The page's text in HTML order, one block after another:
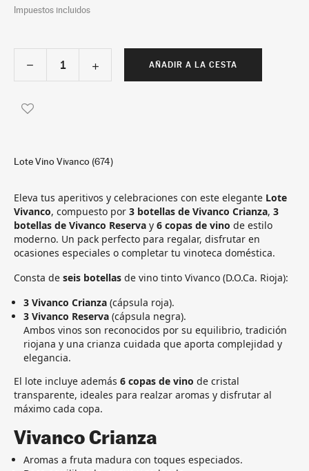
Impuestos incluidos
AÑADIR A LA CESTA
Lote Vino Vivanco (674)
Eleva tus aperitivos y celebraciones con este elegante Lote
Vivanco, compuesto por 3 botellas de Vivanco Crianza, 3
botellas de Vivanco Reserva y 6 copas de vino de estilo
moderno. Un pack perfecto para regalar, disfrutar en
ocasiones especiales o completar tu vinoteca doméstica.
Consta de seis botellas de vino tinto Vivanco (D.O.Ca. Rioja):
3 Vivanco Crianza (cápsula roja).
3 Vivanco Reserva (cápsula negra).
Ambos vinos son reconocidos por su equilibrio, tradición
riojana y una crianza cuidada que aporta complejidad y
elegancia.
El lote incluye además 6 copas de vino de cristal
transparente, ideales para realzar aromas y disfrutar al
máximo cada copa.
Vivanco Crianza
Aromas a fruta madura con toques especiados.